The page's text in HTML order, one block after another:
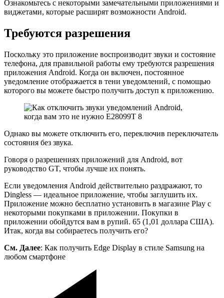
Ознакомьтесь с некоторыми замечательными приложениями и
виджетами, которые расширят возможности Android.
Требуются разрешения
Поскольку это приложение воспроизводит звуки и состояние
телефона, для правильной работы ему требуются разрешения
приложения Android. Когда он включен, постоянное
уведомление отображается в тени уведомлений, с помощью
которого вы можете быстро получить доступ к приложению.
Однако вы можете отключить его, переключив переключатель
состояния без звука.
Говоря о разрешениях приложений для Android, вот
руководство GT, чтобы лучше их понять.
Если уведомления Android действительно раздражают, то
Dingless — идеальное приложение, чтобы заглушить их.
Приложение можно бесплатно установить в магазине Play с
некоторыми покупками в приложении. Покупки в
приложении обойдутся вам в рупий. 65 (1,01 доллара США).
Итак, когда вы собираетесь получить его?
См. Далее: Как получить Edge Display в стиле Samsung на
любом смартфоне